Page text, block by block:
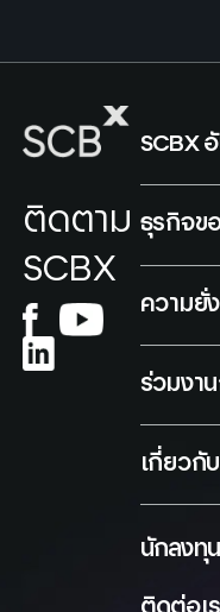
ติดตาม
SCBX
SCBX
ธุรกิจข
ความยั่
ร่วมงา
เกี่ยวกั
นักลงทุ